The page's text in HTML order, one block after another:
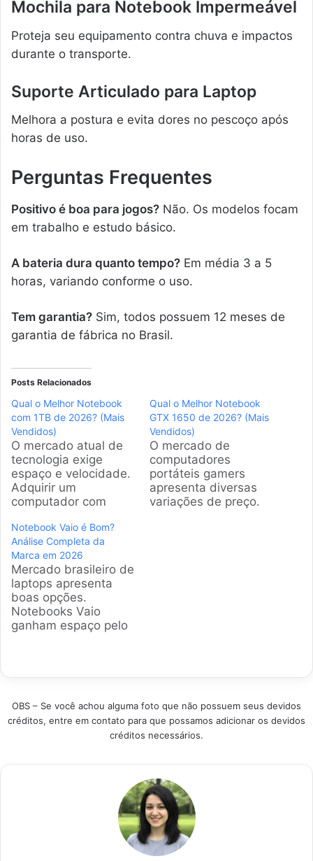
Mochila para Notebook Impermeável
Proteja seu equipamento contra chuva e impactos
durante o transporte.
Suporte Articulado para Laptop
Melhora a postura e evita dores no pescoço após
horas de uso.
Perguntas Frequentes
Positivo é boa para jogos? Não. Os modelos focam
em trabalho e estudo básico.
A bateria dura quanto tempo? Em média 3 a 5
horas, variando conforme o uso.
Tem garantia? Sim, todos possuem 12 meses de
garantia de fábrica no Brasil.
Posts Relacionados
Qual o Melhor Notebook
com 1TB de 2026? (Mais
Vendidos)
O mercado atual de
tecnologia exige
espaço e velocidade.
Adquirir um
computador com
armazenamento
garante tranquilidade
para guardar arquivos
pesados sem
travamentos.
Selecionamos os
modelos campeões
de vendas no Brasil
notebook com alta
capacidade…
Qual o Melhor Notebook
GTX 1650 de 2026? (Mais
Vendidos)
O mercado de
computadores
portáteis gamers
apresenta diversas
variações de preço.
dispositivos com
disponibilidade
imediata no
Notebook Vaio é Bom?
Análise Completa da
Marca em 2026
Mercado brasileiro de
laptops apresenta
boas opções.
Notebooks Vaio
ganham espaço pelo
modelos campeões
satisfação do
consumidor.
Garantimos escolha
rendimento e preço
escolher melhor seu
laptop Vaio? Foque no
OBS – Se você achou alguma foto que não possuem seus devidos
créditos, entre em contato para que possamos adicionar os devidos
créditos necessários.